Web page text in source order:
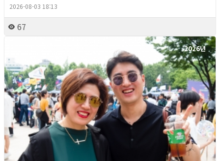
2026-08-03 18:13
67
2026년